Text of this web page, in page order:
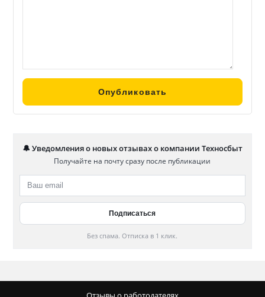
🔔 Уведомления о новых отзывах о компании Техносбыт
Получайте на почту сразу после публикации
Без спама. Отписка в 1 клик.